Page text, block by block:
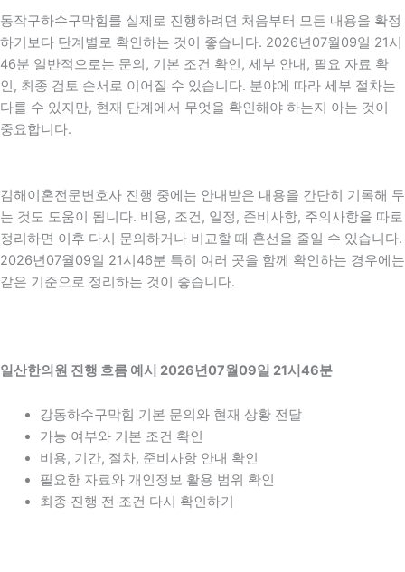
동작구하수구막힘를 실제로 진행하려면 처음부터 모든 내용을 확정
하기보다 단계별로 확인하는 것이 좋습니다. 2026년07월09일 21시
46분 일반적으로는 문의, 기본 조건 확인, 세부 안내, 필요 자료 확
인, 최종 검토 순서로 이어질 수 있습니다. 분야에 따라 세부 절차는
다를 수 있지만, 현재 단계에서 무엇을 확인해야 하는지 아는 것이
중요합니다.
김해이혼전문변호사 진행 중에는 안내받은 내용을 간단히 기록해 두
는 것도 도움이 됩니다. 비용, 조건, 일정, 준비사항, 주의사항을 따로
정리하면 이후 다시 문의하거나 비교할 때 혼선을 줄일 수 있습니다.
2026년07월09일 21시46분 특히 여러 곳을 함께 확인하는 경우에는
같은 기준으로 정리하는 것이 좋습니다.
일산한의원 진행 흐름 예시 2026년07월09일 21시46분
강동하수구막힘 기본 문의와 현재 상황 전달
가능 여부와 기본 조건 확인
비용, 기간, 절차, 준비사항 안내 확인
필요한 자료와 개인정보 활용 범위 확인
최종 진행 전 조건 다시 확인하기